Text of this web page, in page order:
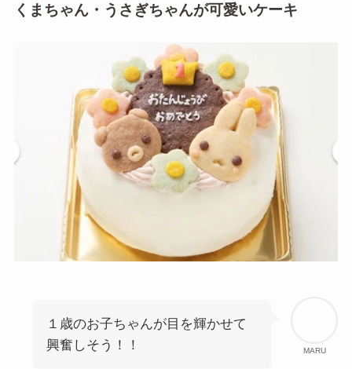
くまちゃん・うさぎちゃんが可愛いケーキ
MARU
１歳のお子ちゃんが目を輝かせて
興奮しそう！！